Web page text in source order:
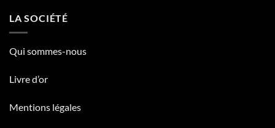
LA SOCIÉTÉ
Qui sommes-nous
Livre d’or
Mentions légales